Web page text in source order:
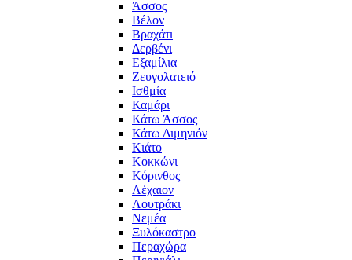
Άσσος
Βέλον
Βραχάτι
Δερβένι
Εξαμίλια
Ζευγολατειό
Ισθμία
Καμάρι
Κάτω Άσσος
Κάτω Διμηνιόν
Κιάτο
Κοκκώνι
Κόρινθος
Λέχαιον
Λουτράκι
Νεμέα
Ξυλόκαστρο
Περαχώρα